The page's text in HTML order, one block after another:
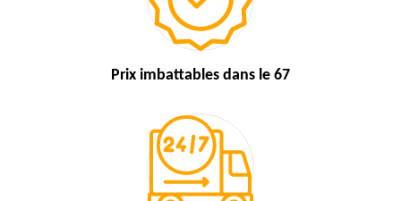
Prix imbattables dans le 67